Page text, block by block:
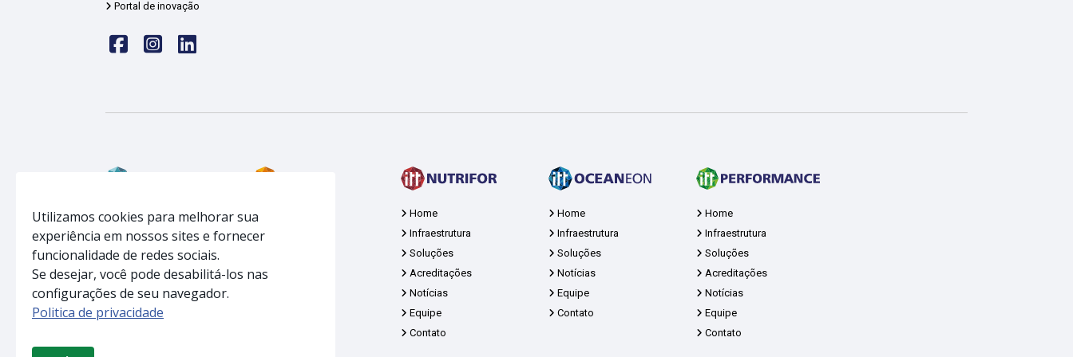
Portal de inovação
Faceinstalinkedin
Home
Infraestrutura
Soluções
Notícias
Equipe
Contato
Infraestrutura
Acreditações
Home
Infraestrutura
Soluções
Acreditações
Notícias
Equipe
Contato
Home
Infraestrutura
Soluções
Notícias
Equipe
Contato
Home
Infraestrutura
Soluções
Acreditações
Notícias
Equipe
Contato
Utilizamos cookies para melhorar sua
experiência em nossos sites e fornecer
funcionalidade de redes sociais.
Se desejar, você pode desabilitá-los nas
configurações de seu navegador.
Politica de privacidade